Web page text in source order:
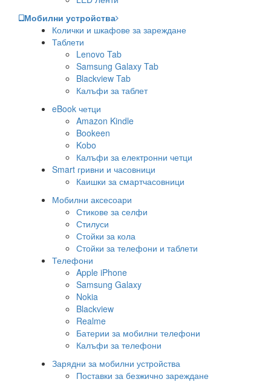
Мобилни устройства
Колички и шкафове за зареждане
Таблети
Lenovo Tab
Samsung Galaxy Tab
Blackview Tab
Калъфи за таблет
eBook четци
Amazon Kindle
Bookeen
Kobo
Калъфи за електронни четци
Smart гривни и часовници
Каишки за смартчасовници
Мобилни аксесоари
Стикове за селфи
Стилуси
Стойки за кола
Стойки за телефони и таблети
Телефони
Apple iPhone
Samsung Galaxy
Nokia
Blackview
Realme
Батерии за мобилни телефони
Калъфи за телефони
Зарядни за мобилни устройства
Поставки за безжично зареждане